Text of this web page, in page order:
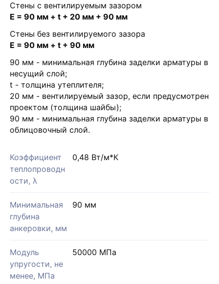
Стены с вентилируемым зазором
Е = 90 мм + t + 20 мм + 90 мм
Стены без вентилируемого зазора
Е = 90 мм + t + 90 мм
90 мм - минимальная глубина заделки арматуры в
несущий слой;
t - толщина утеплителя;
20 мм - вентилируемый зазор, если предусмотрен
проектом (толщина шайбы);
90 мм - минимальная глубина заделки арматуры в
облицовочный слой.
Коэффициент
теплопроводн
ости, λ
0,48 Вт/м*К
Минимальная
глубина
анкеровки, мм
90 мм
Модуль
упругости, не
менее, МПа
50000 МПа